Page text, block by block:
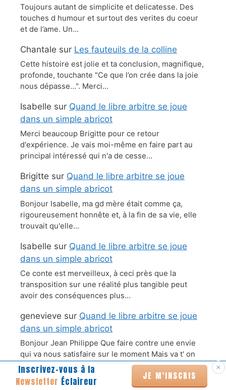
Toujours autant de simplicite et delicatesse. Des
touches d humour et surtout des verites du coeur
et de l’ame. Un…
Chantale sur Les fauteuils de la colline
Cette histoire est jolie et ta conclusion, magnifique,
profonde, touchante "Ce que l’on crée dans la joie
nous dépasse…". Merci…
Isabelle sur Quand le libre arbitre se joue
dans un simple abricot
Merci beaucoup Brigitte pour ce retour
d'expérience. Je vais moi-même en faire part au
principal intéressé qui n'a de cesse…
Brigitte sur Quand le libre arbitre se joue
dans un simple abricot
Bonjour Isabelle, ma gd mère était comme ça,
rigoureusement honnête et, à la fin de sa vie, elle
trouvait qu'elle…
Isabelle sur Quand le libre arbitre se joue
dans un simple abricot
Ce conte est merveilleux, à ceci près que la
transposition sur une réalité plus tangible peut
avoir des conséquences plus…
genevieve sur Quand le libre arbitre se joue
dans un simple abricot
Bonjour Jean Philippe Que faire contre une envie
qui va nous satisfaire sur le moment Mais va t' on
vraiment…
Ellie Delgado Soares Quand le libre
Inscrivez-vous à la
Newsletter Éclaireur JE M'INSCRIS